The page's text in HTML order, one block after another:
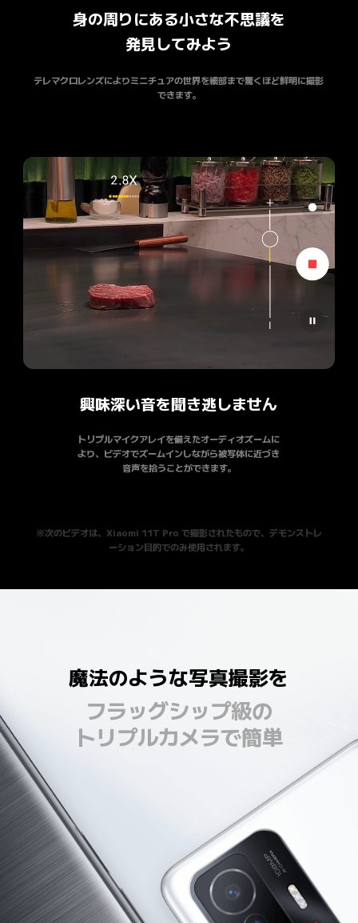
身の周りにある小さな不思議を
発見してみよう
テレマクロレンズによりミニチュアの世界を細部まで驚くほど鮮明に撮影
できます。
興味深い音を聞き逃しません
トリプルマイクアレイを備えたオーディオズームに
より、ビデオでズームインしながら被写体に近づき
音声を拾うことができます。
※次のビデオは、Xiaomi 11T Pro で撮影されたもので、デモンストレ
ーション目的でのみ使用されます。
魔法のような写真撮影を
フラッグシップ級の
トリプルカメラで簡単